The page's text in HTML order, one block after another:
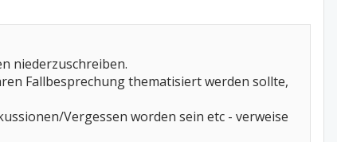
niederzuschreiben.
Fallbesprechung thematisiert werden sollte,
Vergessen worden sein etc - verweise